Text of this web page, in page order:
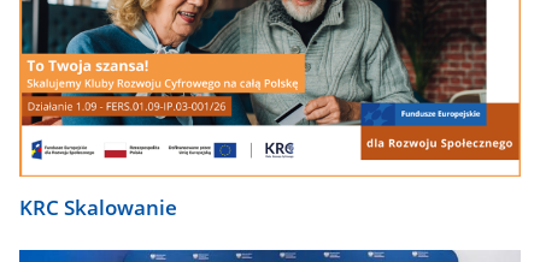
KRC Skalowanie